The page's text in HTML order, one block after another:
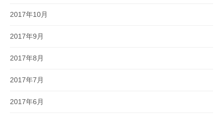
2017年10月
2017年9月
2017年8月
2017年7月
2017年6月